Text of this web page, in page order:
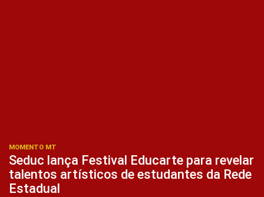
MOMENTO MT
Seduc lança Festival Educarte para revelar
talentos artísticos de estudantes da Rede
Estadual